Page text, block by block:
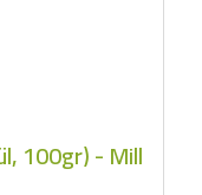
100gr) - Mill